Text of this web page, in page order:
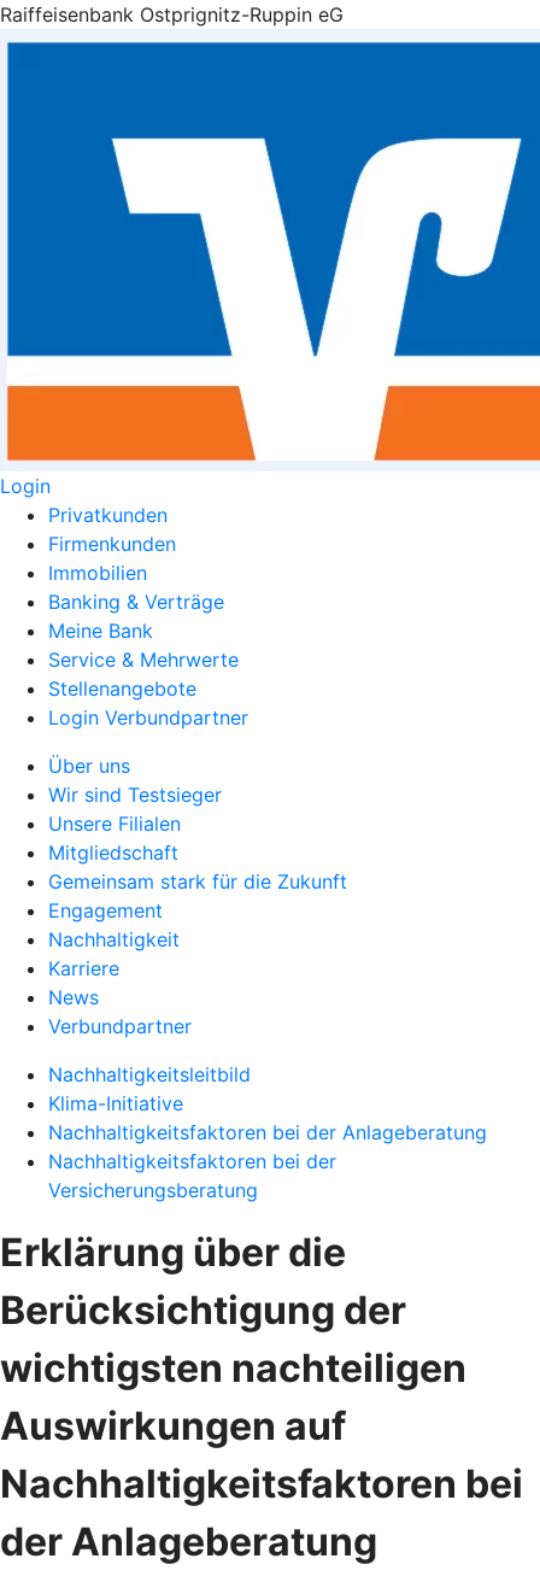
Raiffeisenbank Ostprignitz-Ruppin eG
Login
Privatkunden
Firmenkunden
Immobilien
Banking & Verträge
Meine Bank
Service & Mehrwerte
Stellenangebote
Login Verbundpartner
Über uns
Wir sind Testsieger
Unsere Filialen
Mitgliedschaft
Gemeinsam stark für die Zukunft
Engagement
Nachhaltigkeit
Karriere
News
Verbundpartner
Nachhaltigkeitsleitbild
Klima-Initiative
Nachhaltigkeitsfaktoren bei der Anlageberatung
Nachhaltigkeitsfaktoren bei der
Versicherungsberatung
Erklärung über die
Berücksichtigung der
wichtigsten nachteiligen
Auswirkungen auf
Nachhaltigkeitsfaktoren bei
der Anlageberatung